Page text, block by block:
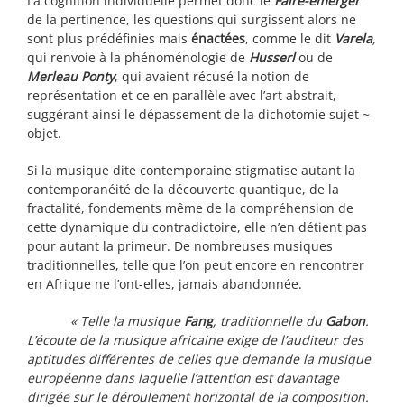
de la pertinence, les questions qui surgissent alors ne
sont plus prédéfinies mais énactées, comme le dit Varela,
qui renvoie à la phénoménologie de Husserlou de
Merleau Ponty, qui avaient récusé la notion de
représentation et ce en parallèle avec l’art abstrait,
suggérant ainsi le dépassement de la dichotomie sujet ~
objet.
Si la musique dite contemporaine stigmatise autant la
contemporanéité de la découverte quantique, de la
fractalité, fondements même de la compréhension de
cette dynamique du contradictoire, elle n’en détient pas
pour autant la primeur. De nombreuses musiques
traditionnelles, telle que l’on peut encore en rencontrer
en Afrique ne l’ont-elles, jamais abandonnée.
« Telle la musique Fang, traditionnelle du Gabon.
L’écoute de la musique africaine exige de l’auditeur des
aptitudes différentes de celles que demande la musique
européenne dans laquelle l’attention est davantage
dirigée sur le déroulement horizontal de la composition.